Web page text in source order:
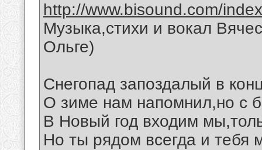
http://www.bisound.com/
Музыка,стихи и вокал
Ольге)
Снегопад запоздалый в
О зиме нам напомнил,но с
В Новый год входим
Но ты рядом всегда и тебя